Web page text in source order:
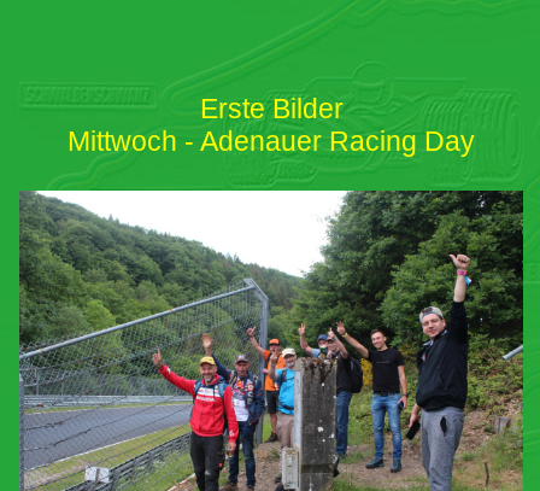
Erste Bilder
Mittwoch - Adenauer Racing Day